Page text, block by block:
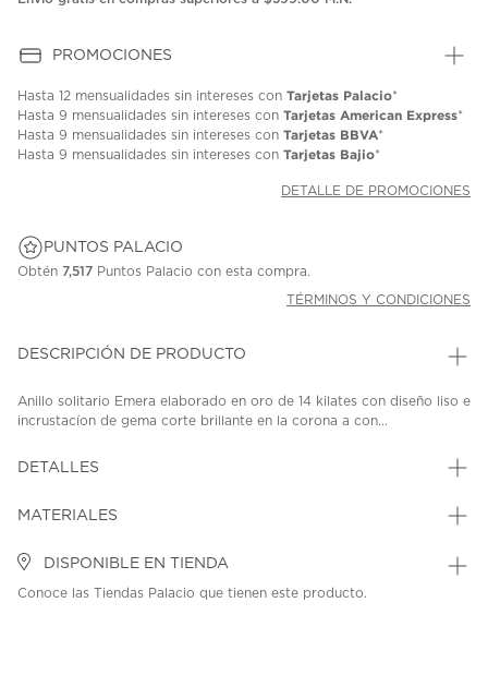
PROMOCIONES
Hasta 12 mensualidades sin intereses con Tarjetas Palacio*
Hasta 9 mensualidades sin intereses con Tarjetas American Express*
Hasta 9 mensualidades sin intereses con Tarjetas BBVA*
Hasta 9 mensualidades sin intereses con Tarjetas Bajio*
DETALLE DE PROMOCIONES
PUNTOS PALACIO
Obtén 7,517 Puntos Palacio con esta compra.
TÉRMINOS Y CONDICIONES
DESCRIPCIÓN DE PRODUCTO
Anillo solitario Emera elaborado en oro de 14 kilates con diseño liso e
incrustacíon de gema corte brillante en la corona a con...
DETALLES
MATERIALES
DISPONIBLE EN TIENDA
Conoce las Tiendas Palacio que tienen este producto.